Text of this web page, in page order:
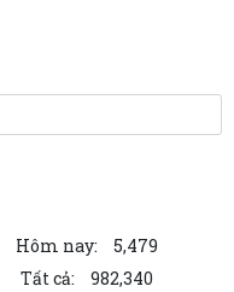
và Dân vận Thành ủy Hải
chờ đợi ai. Khi tinh thần